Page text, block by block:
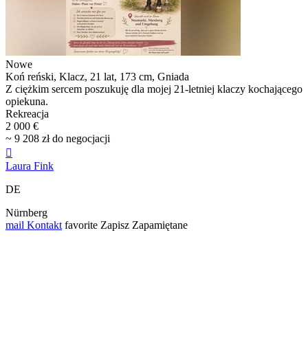
Nowe
Koń reński, Klacz, 21 lat, 173 cm, Gniada
Z ciężkim sercem poszukuję dla mojej 21-letniej klaczy kochającego
opiekuna.
Rekreacja
2 000 €
~ 9 208 zł do negocjacji

Laura Fink
DE
Nürnberg
mail Kontakt favorite Zapisz Zapamiętane